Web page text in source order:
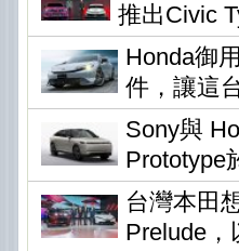
推出Civic
Honda御
件，讓這
Sony與
Prototype
台灣本田
Prelude，